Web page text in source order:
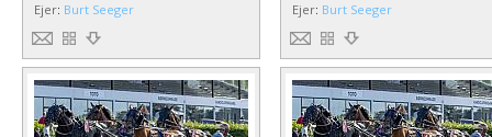
Ejer: Burt Seeger
Ejer: Burt Seeger